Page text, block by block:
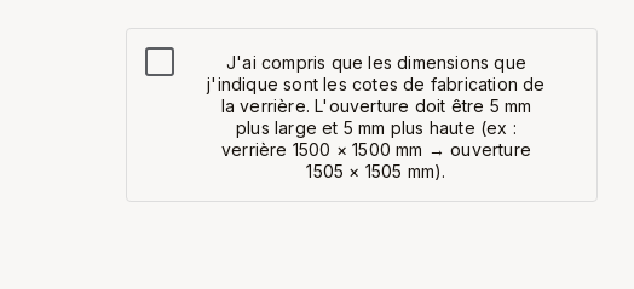
J'ai compris que les dimensions que
j'indique sont les cotes de fabrication de
la verrière. L'ouverture doit être 5 mm
plus large et 5 mm plus haute (ex :
verrière 1500 × 1500 mm → ouverture
1505 × 1505 mm).